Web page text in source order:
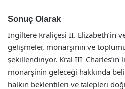
Sonuç Olarak
İngiltere Kraliçesi II. Elizabeth’in
gelişmeler, monarşinin ve
şekillendiriyor. Kral III. Charles’ın
monarşinin geleceği hakkında
halkın beklentileri ve talepleri